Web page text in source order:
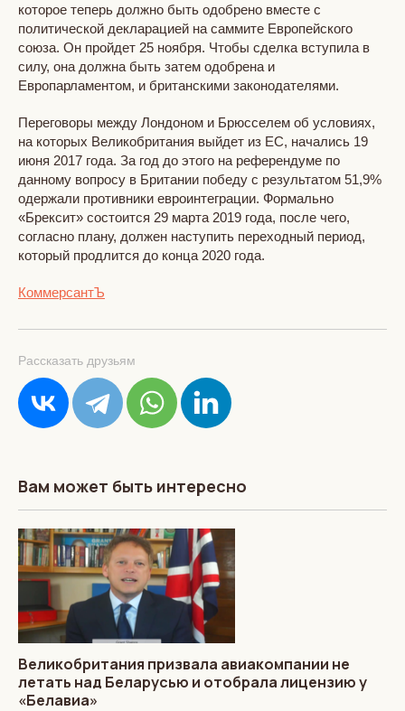
которое теперь должно быть одобрено вместе с
политической декларацией на саммите Европейского
союза. Он пройдет 25 ноября. Чтобы сделка вступила в
силу, она должна быть затем одобрена и
Европарламентом, и британскими законодателями.
Переговоры между Лондоном и Брюсселем об условиях,
на которых Великобритания выйдет из ЕС, начались 19
июня 2017 года. За год до этого на референдуме по
данному вопросу в Британии победу с результатом 51,9%
одержали противники евроинтеграции. Формально
«Брексит» состоится 29 марта 2019 года, после чего,
согласно плану, должен наступить переходный период,
который продлится до конца 2020 года.
КоммерсантЪ
Рассказать друзьям
Вам может быть интересно
Великобритания призвала авиакомпании не
летать над Беларусью и отобрала лицензию у
«Белавиа»